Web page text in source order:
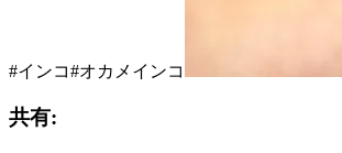
#インコ#オカメインコ
共有: